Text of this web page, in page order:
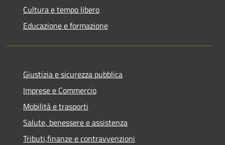
Cultura e tempo libero
Educazione e formazione
Giustizia e sicurezza pubblica
Imprese e Commercio
Mobilità e trasporti
Salute, benessere e assistenza
Tributi,finanze e contravvenzioni